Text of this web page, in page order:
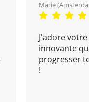
Marie
J'adore
innovante
progresser
!